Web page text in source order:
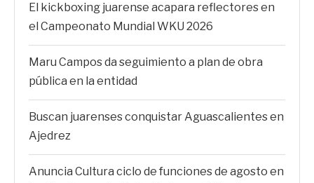
El kickboxing juarense acapara reflectores en
el Campeonato Mundial WKU 2026
Maru Campos da seguimiento a plan de obra
pública en la entidad
Buscan juarenses conquistar Aguascalientes en
Ajedrez
Anuncia Cultura ciclo de funciones de agosto en